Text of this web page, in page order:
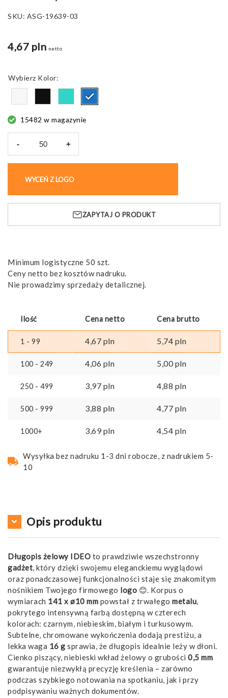
SKU: ASG-19639-03
4,67 pln netto
Kolor
15482 w magazynie
-
IDEO,
cienki
wkład
mm
+
WYCEŃ Z LOGO
ZAPYTAJ O PRODUKT
Minimum logistyczne 50 szt.
Ceny netto bez kosztów nadruku.
Nie prowadzimy sprzedaży detalicznej.
Ilość Cena netto Cena brutto
1 - 99 4,67 pln 5,74 pln
100 - 249 4,06 pln 5,00pln
250 - 499 3,97 pln 4,88 pln
500 - 999 3,88 pln 4,77 pln
1000+ 3,69pln 4,54 pln
Wysyłka bez nadruku 1-3 dni robocze, z nadrukiem 5-
10
Opis produktu
Długopis żelowy IDEO to prawdziwie wszechstronny
gadżet, który dzięki swojemu eleganckiemu wyglądowi
oraz ponadczasowej funkcjonalności staje się znakomitym
nośnikiem Twojego firmowego logo 😊. Korpus o
wymiarach 141 x ø10 mm powstał z trwałego metalu,
pokrytego intensywną farbą dostępną w czterech
kolorach: czarnym, niebieskim, białym i turkusowym.
Subtelne, chromowane wykończenia dodają prestiżu, a
lekka waga 16 g sprawia, że długopis idealnie leży w dłoni.
Cienko piszący, niebieski wkład żelowy o grubości 0,5 mm
gwarantuje niezwykłą precyzję kreślenia – zarówno
podczas szybkiego notowania na spotkaniu, jak i przy
podpisywaniu ważnych dokumentów.